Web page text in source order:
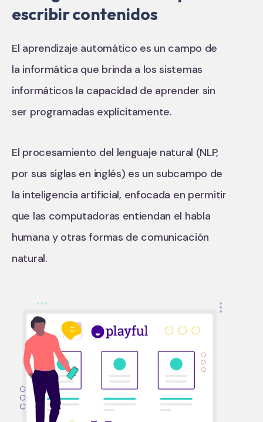
escribir contenidos
El aprendizaje automático es un campo de
la informática que brinda a los sistemas
informáticos la capacidad de aprender sin
ser programadas explícitamente.
El procesamiento del lenguaje natural (NLP,
por sus siglas en inglés) es un subcampo de
la inteligencia artificial, enfocada en permitir
que las computadoras entiendan el habla
humana y otras formas de comunicación
natural.